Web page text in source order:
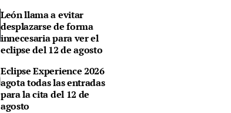
León llama a evitar
desplazarse de forma
innecesaria para ver el
eclipse del 12 de agosto
Eclipse Experience 2026
agota todas las entradas
para la cita del 12 de
agosto